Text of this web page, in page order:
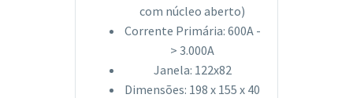
com núcleo aberto)
Corrente Primária: 600A -
> 3.000A
Janela: 122x82
Dimensões: 198 x 155 x 40